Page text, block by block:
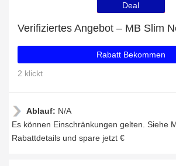
Deal
Rabatt Bekommen
2 klickt
Ablauf: N/A
Es können Einschränkungen gelten. Siehe
Rabattdetails und spare jetzt €